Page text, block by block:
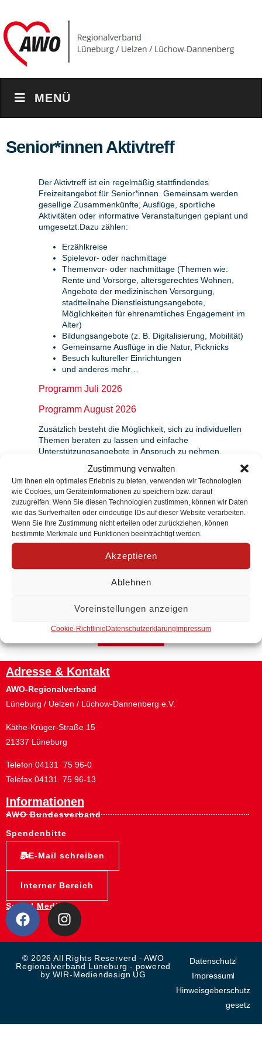
Zustimmung verwalten
Um Ihnen ein optimales Erlebnis zu bieten, verwenden wir Technologien
wie Cookies, um Geräteinformationen zu speichern bzw. darauf
zuzugreifen. Wenn Sie diesen Technologien zustimmen, können wir Daten
wie das Surfverhalten oder eindeutige IDs auf dieser Website verarbeiten.
Wenn Sie Ihre Zustimmung nicht erteilen oder zurückziehen, können
bestimmte Merkmale und Funktionen beeinträchtigt werden.
Akzeptieren
Ablehnen
Voreinstellungen anzeigen
Cookie-RichtlinieDatenschutzerklärungImpressum
MENÜ
Senior*innen Aktivtreff
Der Aktivtreff ist ein regelmäßig stattfindendes
Freizeitangebot für Senior*innen. Gemeinsam werden
gesellige Zusammenkünfte, Ausflüge, sportliche
Aktivitäten oder informative Veranstaltungen geplant und
umgesetzt.Dazu zählen:
Erzählkreise
Spielevor- oder nachmittage
Themenvor- oder nachmittage (Themen wie:
Rente und Vorsorge, altersgerechtes Wohnen,
Angebote der medizinischen Versorgung,
stadtteilnahe Dienstleistungsangebote,
Möglichkeiten für ehrenamtliches Engagement im
Alter)
Bildungsangebote (z. B. Digitalisierung, Mobilität)
Gemeinsame Ausflüge in die Natur, Picknicks
Besuch kultureller Einrichtungen
und anderes mehr…
Programm Juli 2026
Programm August 2026
Zusätzlich besteht die Möglichkeit, sich zu individuellen
Themen beraten zu lassen und einfache
Unterstützungsangebote in Anspruch zu nehmen.
Wenn Sie mitmachen möchten oder Fragen haben,
nehmen Sie gerne Kontakt mit uns auf. Wir freuen uns
auf Sie!
Informationen und Voranmeldungen über das Büro unter
04131 75 96-14.
Zurück
Adresse & Kontakt
AWO-Regionalverband
Lüneburg / Uelzen / Lüchow-Dannenberg e.V.
Käthe-Krüger-Straße 15
21337 Lüneburg
Telefon 04131 75 96-0
Telefax 04131 75 96-13
Informationen
AWO Bundesverband
Spendenbitte
E-Mail schreiben
Interner Bereich
Social Media:
© 2026 All Rights Reserverd - AWO
Regionalverband Lüneburg - powered
by WIR-Mediendesign UG
Datenschutz
Impressum
Hinweisgeberschutz
gesetz